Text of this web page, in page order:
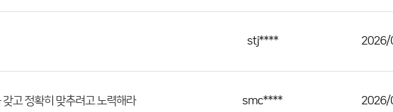
stj**** 2026/
고 정확히 맞추려고 노력해라 smc**** 2026/